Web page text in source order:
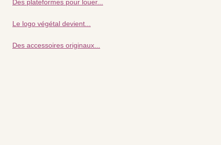
Des plateformes pour louer...
Le logo végétal devient...
Des accessoires originaux...